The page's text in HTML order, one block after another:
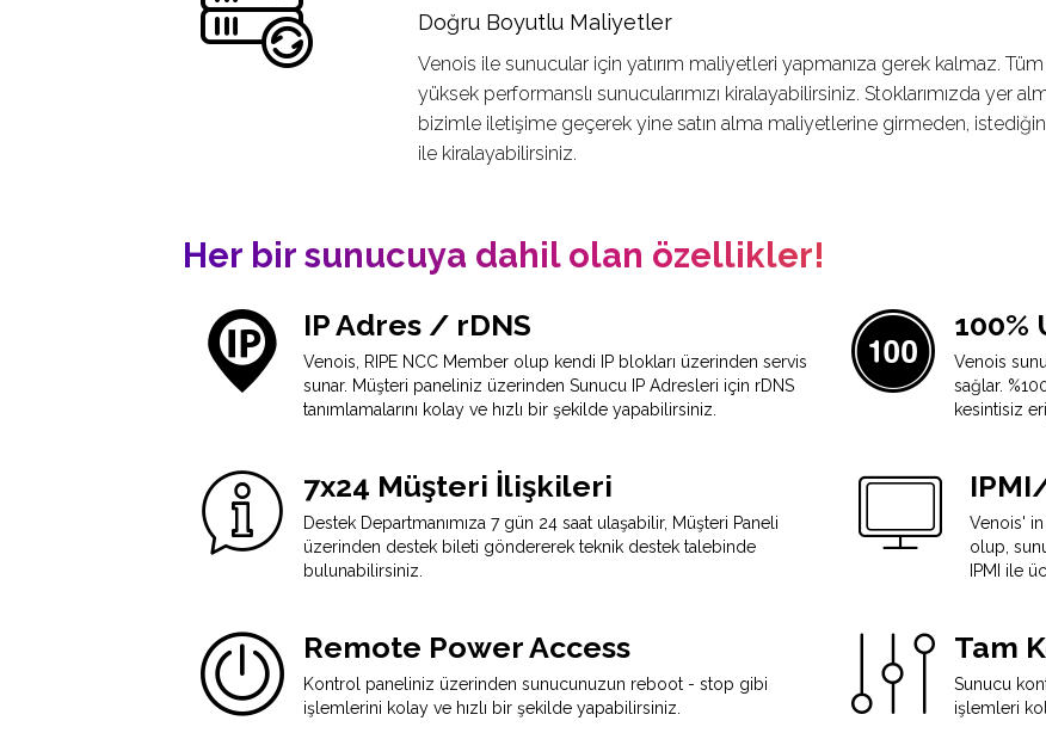
Doğru Boyutlu Maliyetler
Venois ile sunucular için yatırım maliyetleri yapmanıza gerek kalmaz.
yüksek performanslı sunucularımızı kiralayabilirsiniz. Stoklarımızda yer
bizimle iletişime geçerek yine satın alma maliyetlerine girmeden,
ile kiralayabilirsiniz.
Her bir sunucuya dahil olan özellikler!
IP Adres / rDNS
Venois, RIPE NCC Member olup kendi IP blokları üzerinden servis
sunar. Müşteri paneliniz üzerinden Sunucu IP Adresleri için rDNS
tanımlamalarını kolay ve hızlı bir şekilde yapabilirsiniz.
100%
Venois
sağlar.
kesintisiz
7x24 Müşteri İlişkileri
Destek Departmanımıza 7 gün 24 saat ulaşabilir, Müşteri Paneli
üzerinden destek bileti göndererek teknik destek talebinde
bulunabilirsiniz.
Venois'
olup,
IPMI ile
Remote Power Access
Kontrol paneliniz üzerinden sunucunuzun reboot - stop gibi
işlemlerini kolay ve hızlı bir şekilde yapabilirsiniz.
Tam
Sunucu
işlemleri